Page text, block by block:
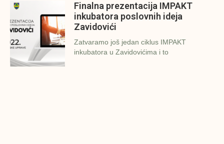
Finalna prezentacija IMPAKT
inkubatora poslovnih ideja
Zavidovići
Zatvaramo još jedan ciklus IMPAKT
inkubatora u Zavidovićima i to